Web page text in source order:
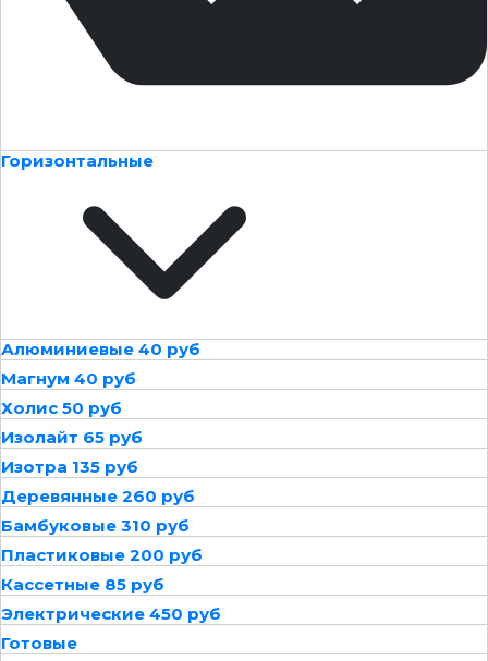
Горизонтальные
Алюминиевые 40 руб
Магнум 40 руб
Холис 50 руб
Изолайт 65 руб
Изотра 135 руб
Деревянные 260 руб
Бамбуковые 310 руб
Пластиковые 200 руб
Кассетные 85 руб
Электрические 450 руб
Готовые